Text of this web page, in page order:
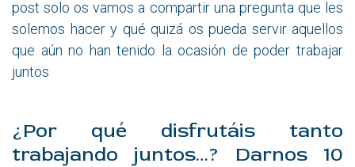
post solo os vamos a compartir una pregunta que les
solemos hacer y qué quizá os pueda servir aquellos
que aún no han tenido la ocasión de poder trabajar
juntos
¿Por qué disfrutáis tanto
trabajando juntos…? Darnos 10